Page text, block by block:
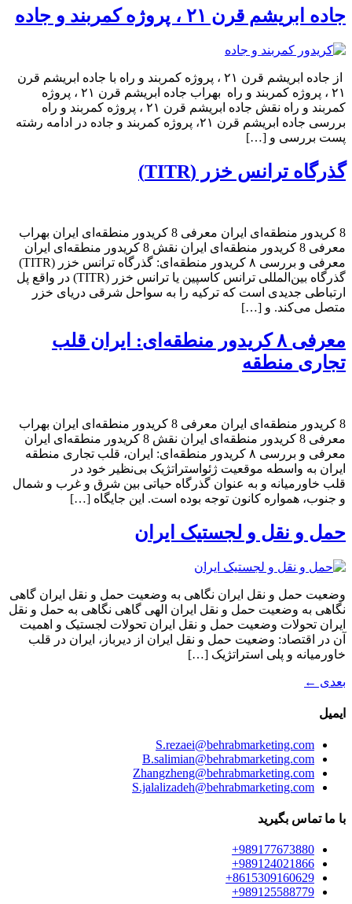
جاده ابریشم قرن ۲۱ ، پروژه کمربند و جاده
از جاده ابریشم قرن ۲۱ ، پروژه کمربند و راه با جاده ابریشم قرن
۲۱ ، پروژه کمربند و راه بهراب جاده ابریشم قرن ۲۱ ، پروژه
کمربند و راه نقش جاده ابریشم قرن ۲۱ ، پروژه کمربند و راه
بررسی جاده ابریشم قرن ۲۱، پروژه کمربند و جاده در ادامه رشته
پست بررسی و […]
گذرگاه ترانس خزر (TITR)
8 کریدور منطقه‌ای ایران معرفی 8 کریدور منطقه‌ای ایران بهراب
معرفی 8 کریدور منطقه‌ای ایران نقش 8 کریدور منطقه‌ای ایران
معرفی و بررسی ۸ کریدور منطقه‌ای: گذرگاه ترانس خزر (TITR)
گذرگاه بین‌المللی ترانس کاسپین یا ترانس خزر (TITR) در واقع پل
ارتباطی جدیدی است که ترکیه را به سواحل شرقی دریای خزر
متصل می‌کند. و […]
معرفی ۸ کریدور منطقه‌ای: ایران قلب
تجاری منطقه
8 کریدور منطقه‌ای ایران معرفی 8 کریدور منطقه‌ای ایران بهراب
معرفی 8 کریدور منطقه‌ای ایران نقش 8 کریدور منطقه‌ای ایران
معرفی و بررسی ۸ کریدور منطقه‌ای: ایران، قلب تجاری منطقه
ایران به واسطه موقعیت ژئواستراتژیک بی‌نظیر خود در
قلب خاورمیانه و به عنوان گذرگاه حیاتی بین شرق و غرب و شمال
و جنوب، همواره کانون توجه بوده است. این جایگاه […]
حمل‌ و نقل و لجستیک ایران
وضعیت حمل‌ و نقل ایران نگاهی به وضعیت حمل‌ و نقل ایران گاهی
نگاهی به وضعیت حمل‌ و نقل ایران الهی گاهی نگاهی به حمل‌ و نقل
ایران تحولات وضعیت حمل‌ و نقل ایران تحولات لجستیک و اهمیت
آن در اقتصاد: وضعیت حمل‌ و نقل ایران از دیرباز، ایران در قلب
خاورمیانه و پلی استراتژیک […]
بعدی ←
ایمیل
S.rezaei@behrabmarketing.com
B.salimian@behrabmarketing.com
Zhangzheng@behrabmarketing.com
S.jalalizadeh@behrabmarketing.com
با ما تماس بگیرید
989177673880+
989124021866+
8615309160629+
989125588779+